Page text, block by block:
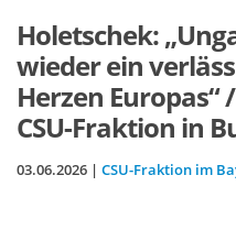
Holetschek:
wieder ein
Herzen Europas“
CSU-Fraktion in
03.06.2026 | CSU-Fraktion im